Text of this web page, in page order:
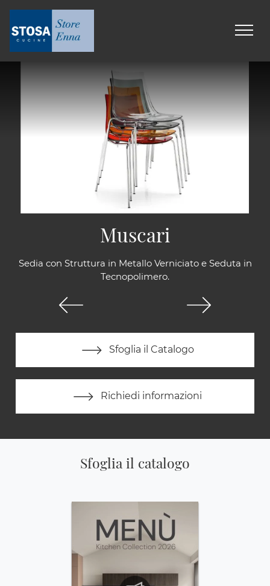
Sedia con Struttura in Metallo Verniciato e Seduta in
Tecnopolimero.
Sfoglia il Catalogo
Richiedi informazioni
Muscari
Sfoglia il catalogo